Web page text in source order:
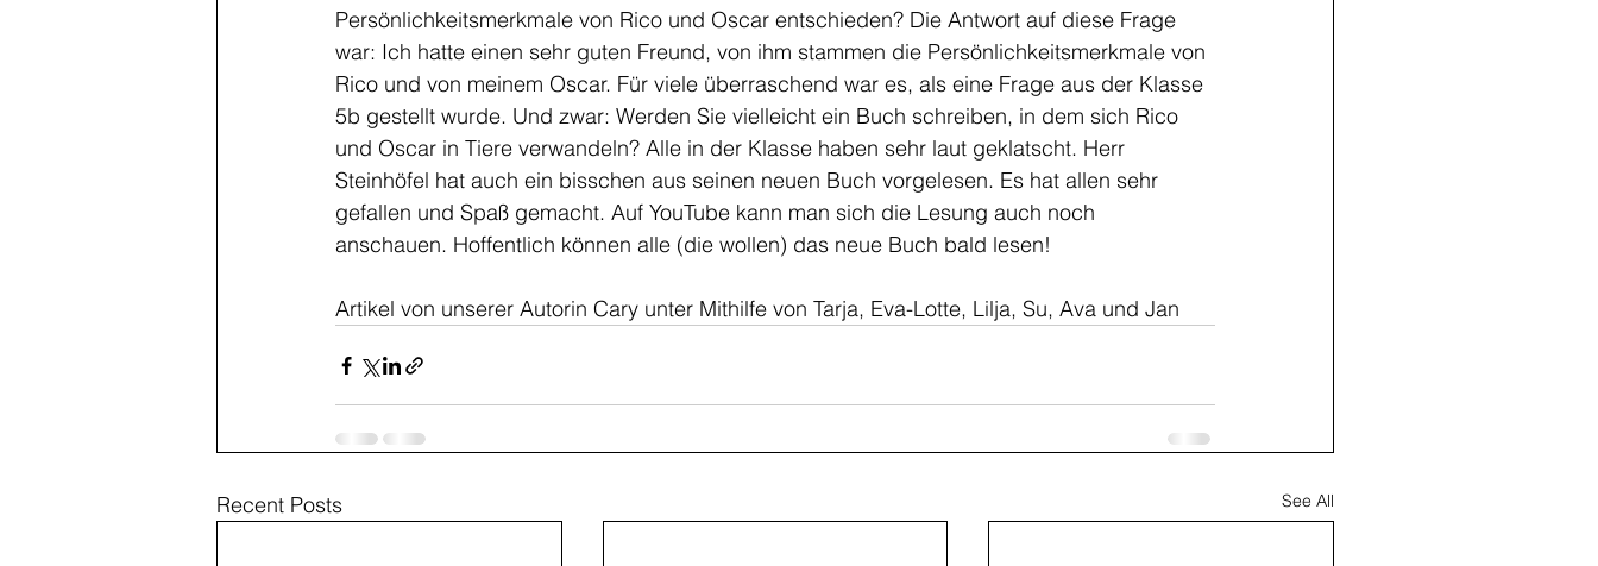
Persönlichkeitsmerkmale von Rico und Oscar entschieden? Die Antwort auf diese Frage
war: Ich hatte einen sehr guten Freund, von ihm stammen die Persönlichkeitsmerkmale von
Rico und von meinem Oscar. Für viele überraschend war es, als eine Frage aus der Klasse
5b gestellt wurde. Und zwar: Werden Sie vielleicht ein Buch schreiben, in dem sich Rico
und Oscar in Tiere verwandeln? Alle in der Klasse haben sehr laut geklatscht. Herr
Steinhöfel hat auch ein bisschen aus seinen neuen Buch vorgelesen. Es hat allen sehr
gefallen und Spaß gemacht. Auf YouTube kann man sich die Lesung auch noch
anschauen. Hoffentlich können alle (die wollen) das neue Buch bald lesen!
Artikel von unserer Autorin Cary unter Mithilfe von Tarja, Eva-Lotte, Lilja, Su, Ava und Jan
Recent Posts See All